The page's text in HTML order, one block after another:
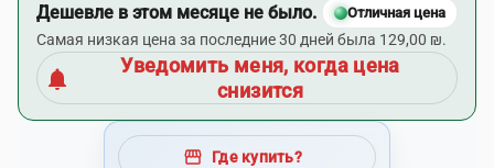
Дешевле в этом месяце не было. Отличная цена
Самая низкая цена за последние 30 дней была 129,00 ₪.
notifications
Уведомить меня, когда цена
снизится
storefront Где купить?